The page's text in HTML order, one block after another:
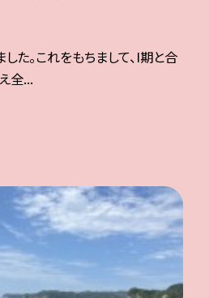
た。これをもちまして、I期と合
全...